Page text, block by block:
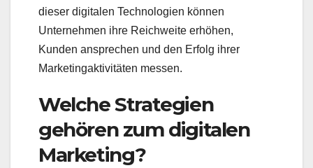
dieser digitalen Technologien können
Unternehmen ihre Reichweite erhöhen,
Kunden ansprechen und den Erfolg ihrer
Marketingaktivitäten messen.
Welche Strategien
gehören zum digitalen
Marketing?